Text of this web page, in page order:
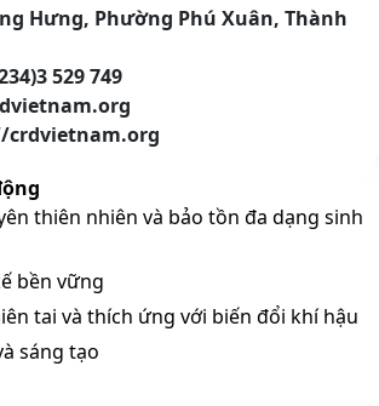
Hưng, Phường Phú Xuân, Thành
529 749
thiên nhiên và bảo tồn đa dạng sinh
bền vững
tai và thích ứng với biến đổi khí hậu
sáng tạo